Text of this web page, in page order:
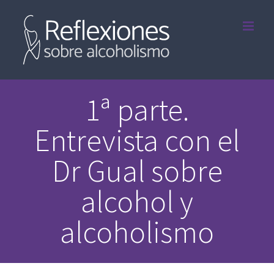
contenido
1ª parte.
Entrevista con el
Dr Gual sobre
alcohol y
alcoholismo